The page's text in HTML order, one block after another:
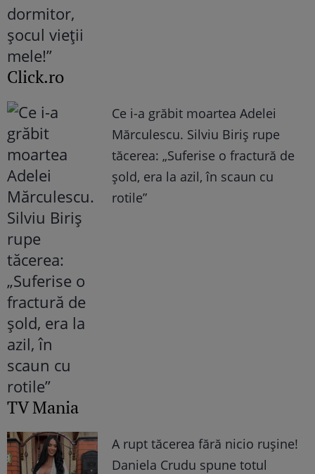
Click.ro
Ce i-a grăbit moartea Adelei
Mărculescu. Silviu Biriș rupe
tăcerea: „Suferise o fractură de
șold, era la azil, în scaun cu
rotile”
TV Mania
A rupt tăcerea fără nicio rușine!
Daniela Crudu spune totul